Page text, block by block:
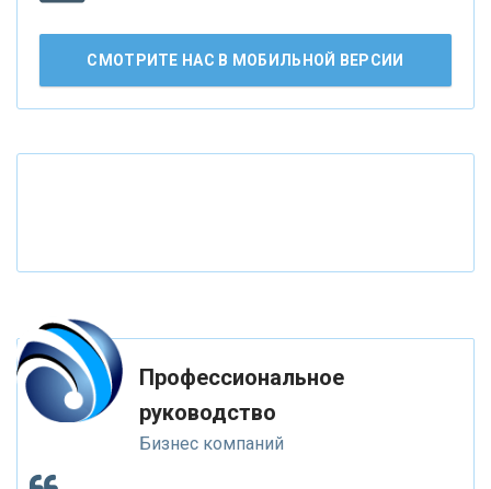
«ВНЕШПРОМБАНК»
«ТРАСТ»
«ГАЗПРОМБАНК»
«МОСКОВСКИЙ КРЕДИТНЫЙ БАНК»
СМОТРИТЕ НАС В МОБИЛЬНОЙ ВЕРСИИ
Профессиональное
руководство
Бизнес компаний